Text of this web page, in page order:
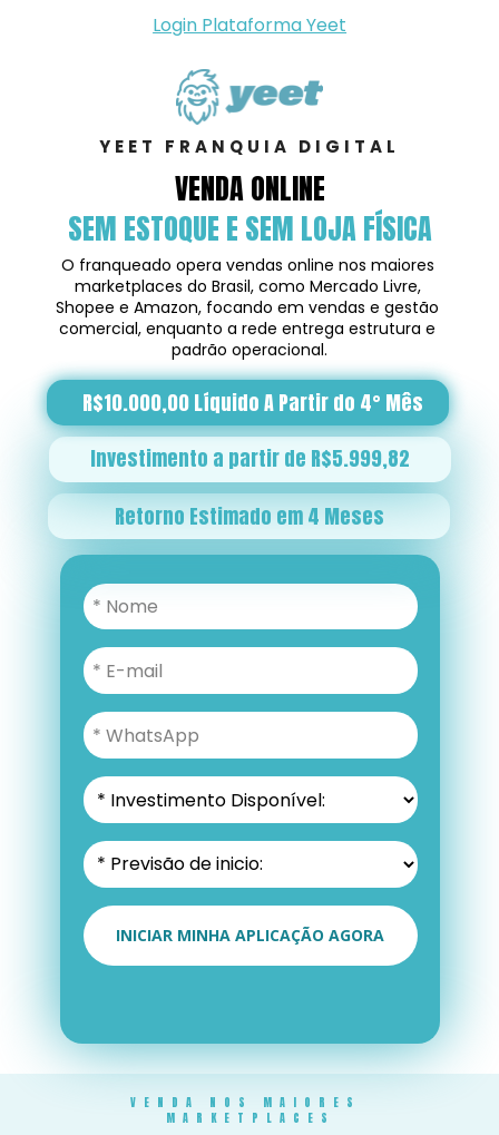
Login Plataforma Yeet
YEET FRANQUIA DIGITAL
VENDA ONLINE
SEM ESTOQUE E SEM LOJA FÍSICA
INICIAR MINHA APLICAÇÃO AGORA
O franqueado opera vendas online nos maiores
marketplaces do Brasil, como Mercado Livre,
Shopee e Amazon, focando em vendas e gestão
comercial, enquanto a rede entrega estrutura e
padrão operacional.
R$10.000,00 Líquido A Partir do 4° Mês
Retorno Estimado em 4 Meses
Investimento a partir de R$5.999,82
VENDA NOS MAIORES
MARKETPLACES